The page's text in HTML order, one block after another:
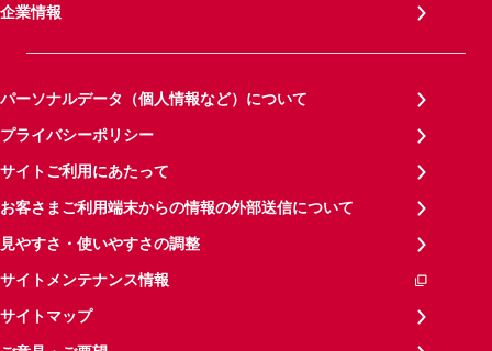
企業情報
パーソナルデータ（個人情報など）について
プライバシーポリシー
サイトご利用にあたって
お客さまご利用端末からの情報の外部送信について
見やすさ・使いやすさの調整
サイトメンテナンス情報
サイトマップ